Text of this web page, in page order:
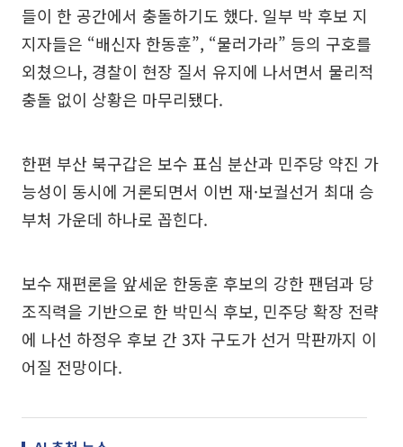
들이 한 공간에서 충돌하기도 했다. 일부 박 후보 지
지자들은 “배신자 한동훈”, “물러가라” 등의 구호를
외쳤으나, 경찰이 현장 질서 유지에 나서면서 물리적
충돌 없이 상황은 마무리됐다.
한편 부산 북구갑은 보수 표심 분산과 민주당 약진 가
능성이 동시에 거론되면서 이번 재·보궐선거 최대 승
부처 가운데 하나로 꼽힌다.
보수 재편론을 앞세운 한동훈 후보의 강한 팬덤과 당
조직력을 기반으로 한 박민식 후보, 민주당 확장 전략
에 나선 하정우 후보 간 3자 구도가 선거 막판까지 이
어질 전망이다.